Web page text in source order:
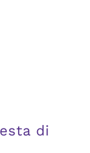
di